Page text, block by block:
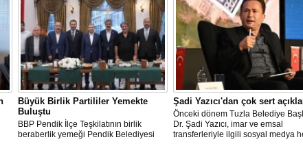
Büyük Birlik Partililer Yemekte
Buluştu
BBP Pendik İlçe Teşkilatının birlik
beraberlik yemeği Pendik Belediyesi
Şadi Yazıcı'dan çok sert
Önceki dönem Tuzla Belediye
Dr. Şadi Yazıcı, imar ve emsal
transferleriyle ilgili sosyal medya